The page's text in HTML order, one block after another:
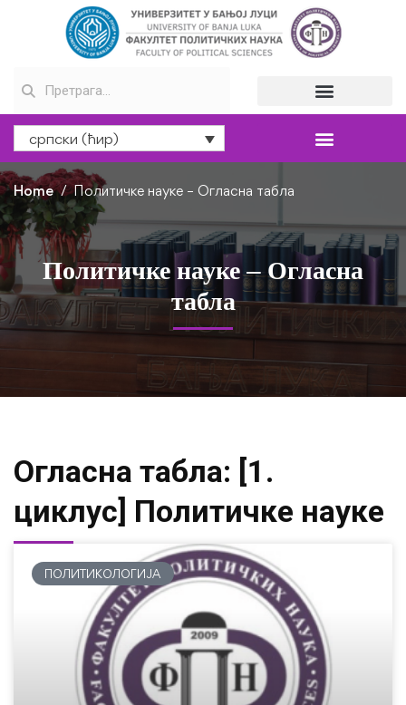
српски (ћир)
Home Политичке науке – Огласна табла
Политичке науке – Огласна
табла
Огласна табла: [1.
циклус] Политичке науке
ПОЛИТИКОЛОГИЈА